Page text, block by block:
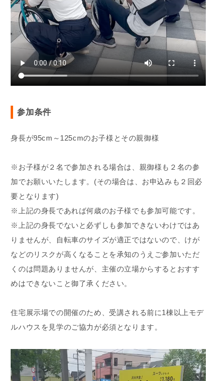
参加条件
身長が95cm～125cmのお子様とその親御様
※お子様が２名で参加される場合は、親御様も２名の参
加でお願いいたします。(その場合は、お申込みも２回必
要となります)
※上記の身長であれば何歳のお子様でも参加可能です。
※上記の身長でないと必ずしも参加できないわけではあ
りませんが、自転車のサイズが適正ではないので、けが
などのリスクが高くなることを承知のうえご参加いただ
くのは問題ありませんが、主催の立場からするとおすす
めはできないこと御了承ください。
住宅展示場での開催のため、受講される前に1棟以上モデ
ルハウスを見学のご協力が必須となります。